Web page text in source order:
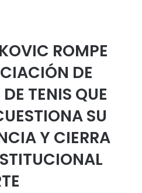
ROMPE
DE
TENIS QUE
SU
Y CIERRA